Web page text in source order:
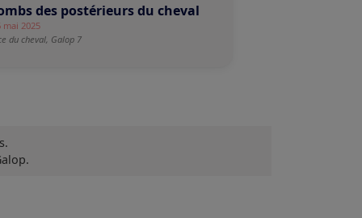
des postérieurs du cheval
2025
du cheval, Galop 7